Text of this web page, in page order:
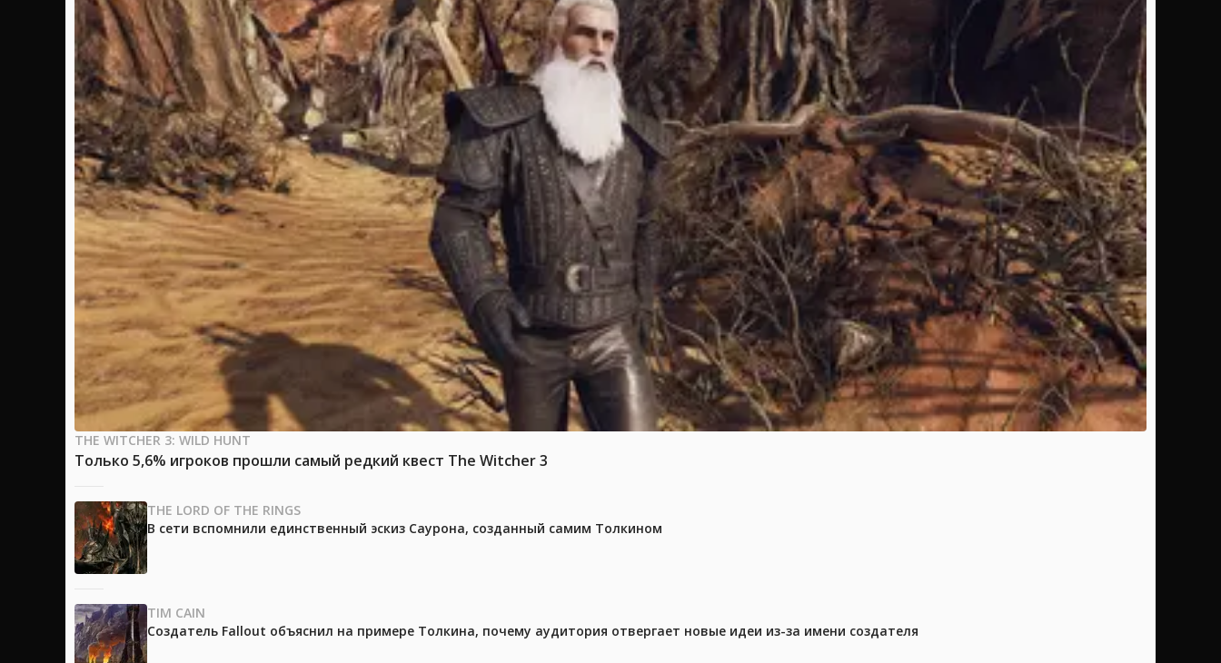
THE WITCHER 3: WILD HUNT
Только 5,6% игроков прошли самый редкий квест The Witcher 3
THE LORD OF THE RINGS
В сети вспомнили единственный эскиз Саурона, созданный самим Толкином
TIM CAIN
Создатель Fallout объяснил на примере Толкина, почему аудитория отвергает новые идеи из-за имени создателя